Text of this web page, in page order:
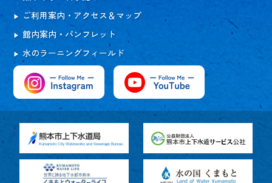
ご利用案内・アクセス＆マップ
館内案内・パンフレット
水のラーニングフィールド